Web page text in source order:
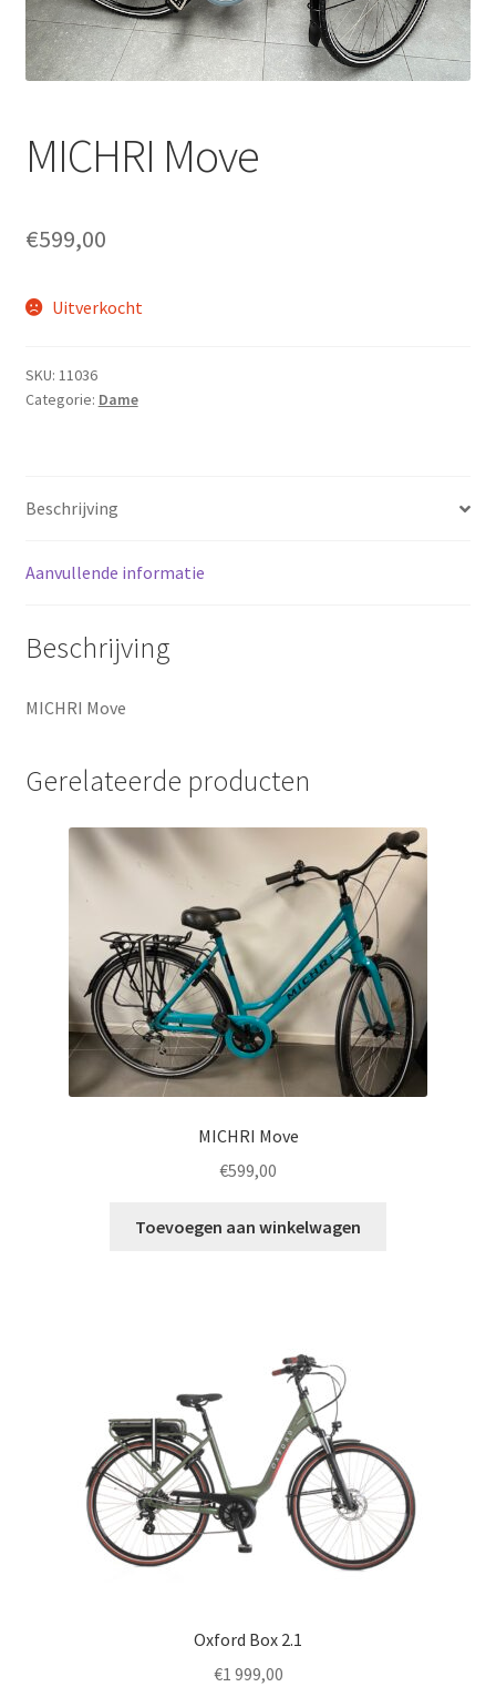
Fietsverzekering
Home
Onze winkel en werkplaats
Openingsuren
Winkel
winkelmandje
MICHRI Move
€599,00
Uitverkocht
SKU: 11036
Categorie: Dame
Beschrijving
Aanvullende informatie
Beschrijving
MICHRI Move
Gerelateerde producten
MICHRI Move
€599,00
Toevoegen aan winkelwagen
Oxford Box 2.1
€1 999,00